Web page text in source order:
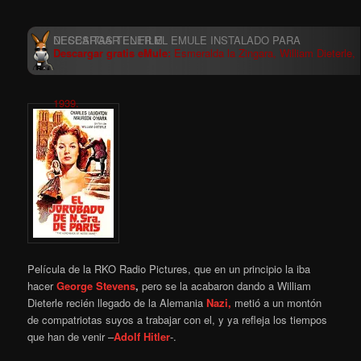
Descargar gratis eMule: Esmeralda la Zingara, William Dieterle,
1939.
Película de la RKO Radio Pictures, que en un principio la iba
hacerGeorge Stevens, pero se la acabaron dando a William
Dieterle recién llegado de la AlemaniaNazi, metió a un montón
de compatriotas suyos a trabajar con el, y ya refleja los tiempos
que han de venir –Adolf Hitler-.